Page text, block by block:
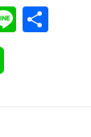
Li